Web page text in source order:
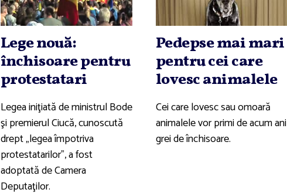
Lege nouă:
închisoare pentru
protestatari
Legea iniţiată de ministrul Bode
şi premierul Ciucă, cunoscută
drept „legea împotriva
protestatarilor”, a fost
adoptată de Camera
Deputaţilor.
Pedepse mai mari
pentru cei care
lovesc animalele
Cei care lovesc sau omoară
animalele vor primi de acum ani
grei de închisoare.